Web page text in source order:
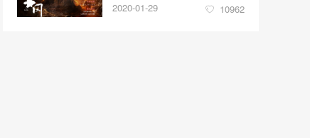
窟云冈美术馆启幕
2020-01-29 10962